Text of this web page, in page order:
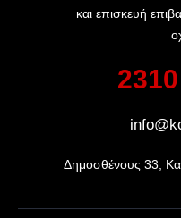
και επισκευή
Δημοσθένους 33,